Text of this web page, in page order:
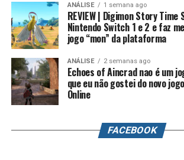
No fim das contas, fica a sensação de
Raiders funciona como um grande
futuro da franquia. A Nintendo parece
novas mecânicas, um mundo mais
progressão e uma campanha muito mais
entender como os jogadores vão reagir.
for positiva, é bem possível que muitas
ANÁLISE 1 semana ago
REVIEW | Digimon Story
Nintendo Switch 1 e 2 e faz
jogo “mon” da plataforma
ANÁLISE 2 semanas ago
Echoes of Aincrad nao é um
que eu não gostei do novo
Online
FACEBOOK